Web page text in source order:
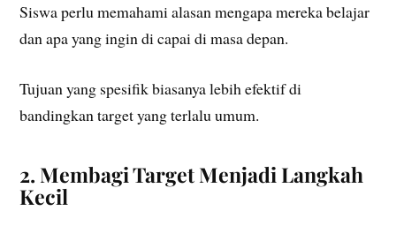
Siswa perlu memahami alasan mengapa mereka belajar
dan apa yang ingin di capai di masa depan.
Tujuan yang spesifik biasanya lebih efektif di
bandingkan target yang terlalu umum.
2. Membagi Target Menjadi Langkah
Kecil